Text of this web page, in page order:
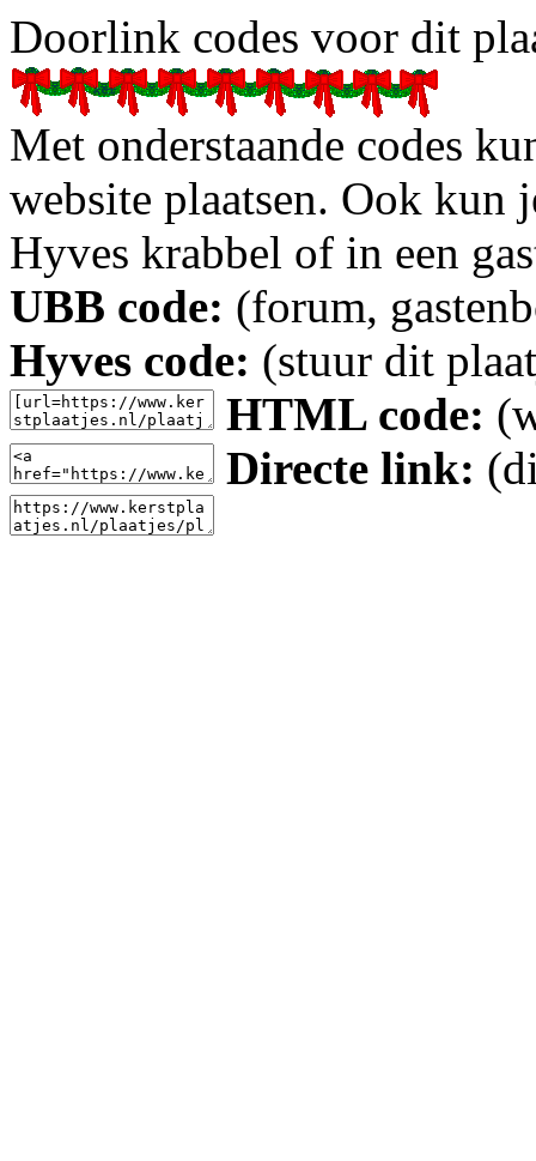
Doorlink codes voor dit
Met onderstaande codes
website plaatsen. Ook kun
Hyves krabbel of in een
UBB code: (forum,
Hyves code: (stuur dit
HTML code:
Directe link: